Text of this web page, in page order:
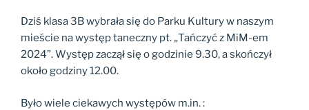
Dziś klasa 3B wybrała się do Parku Kultury w naszym
mieście na występ taneczny pt. „Tańczyć z MiM-em
2024”. Występ zaczął się o godzinie 9.30, a skończył
około godziny 12.00.
Było wiele ciekawych występów m.in. :